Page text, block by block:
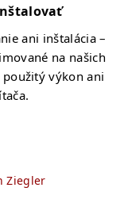
ani inštalácia –
na našich
výkon ani
Ziegler